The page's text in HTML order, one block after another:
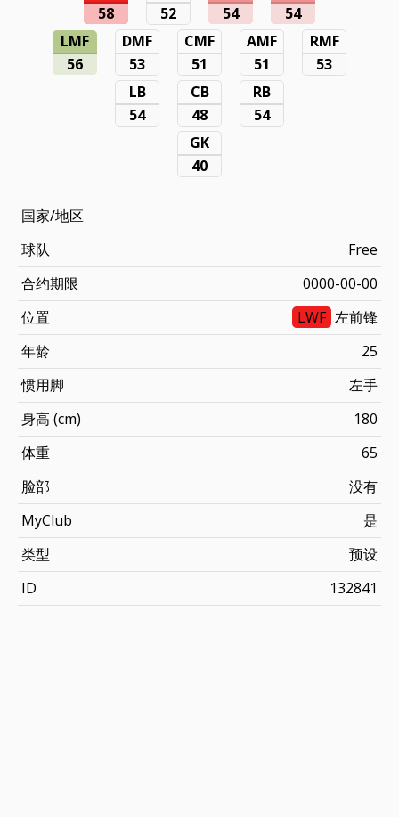
58
52
54
54
LMF
56
DMF
53
CMF
51
AMF
51
RMF
53
LB
54
CB
48
RB
54
GK
40
国家/地区
球队
Free
合约期限
0000-00-00
位置
LWF 左前锋
年龄
25
惯用脚
左手
身高 (cm)
180
体重
65
脸部
没有
MyClub
是
类型
预设
ID
132841